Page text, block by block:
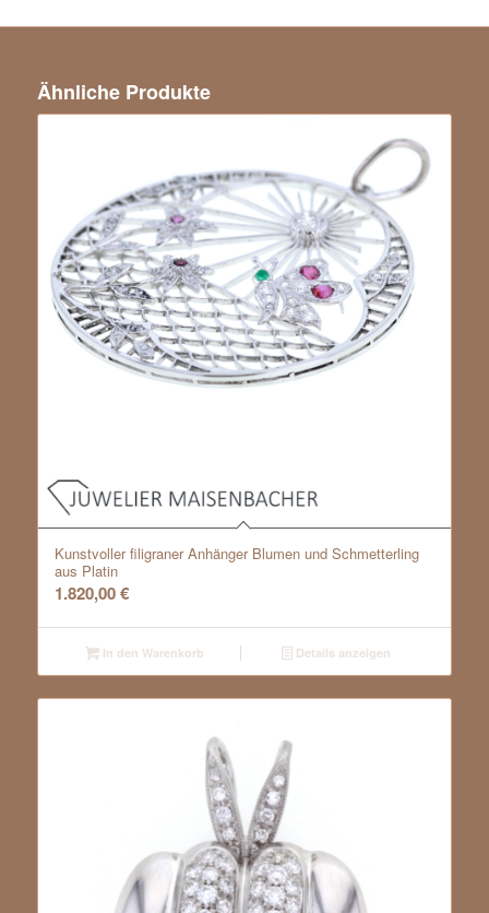
Ähnliche Produkte
Kunstvoller filigraner Anhänger Blumen und Schmetterling
aus Platin
1.820,00€
In den Warenkorb Details anzeigen